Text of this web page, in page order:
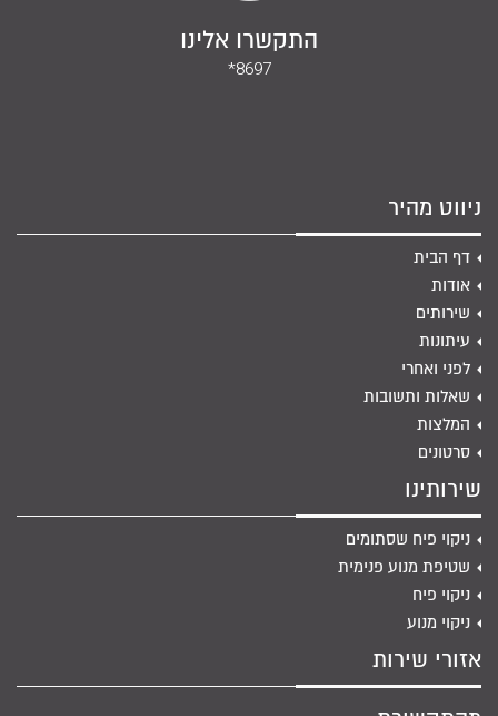
התקשרו אלינו
*8697
ניווט מהיר
דף הבית
אודות
שירותים
עיתונות
לפני ואחרי
שאלות ותשובות
המלצות
סרטונים
שירותינו
ניקוי פיח שסתומים
שטיפת מנוע פנימית
ניקוי פיח
ניקוי מנוע
אזורי שירות